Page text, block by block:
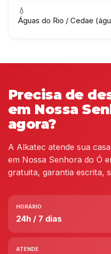
💧
Águas do Rio / Cedae
Precisa de
em Nossa
agora?
A Alkatec atende sua
em Nossa Senhora do Ó
gratuita, garantia escrita,
HORÁRIO
24h / 7 dias
ATENDE